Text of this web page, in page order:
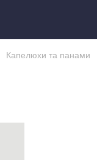
Капелюхи та панами